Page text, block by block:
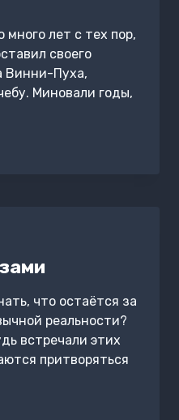
лет с тех пор,
своего
Винни-Пуха,
Миновали годы,
что остаётся за
реальности?
встречали этих
притворяться